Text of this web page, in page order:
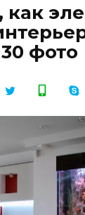
фото